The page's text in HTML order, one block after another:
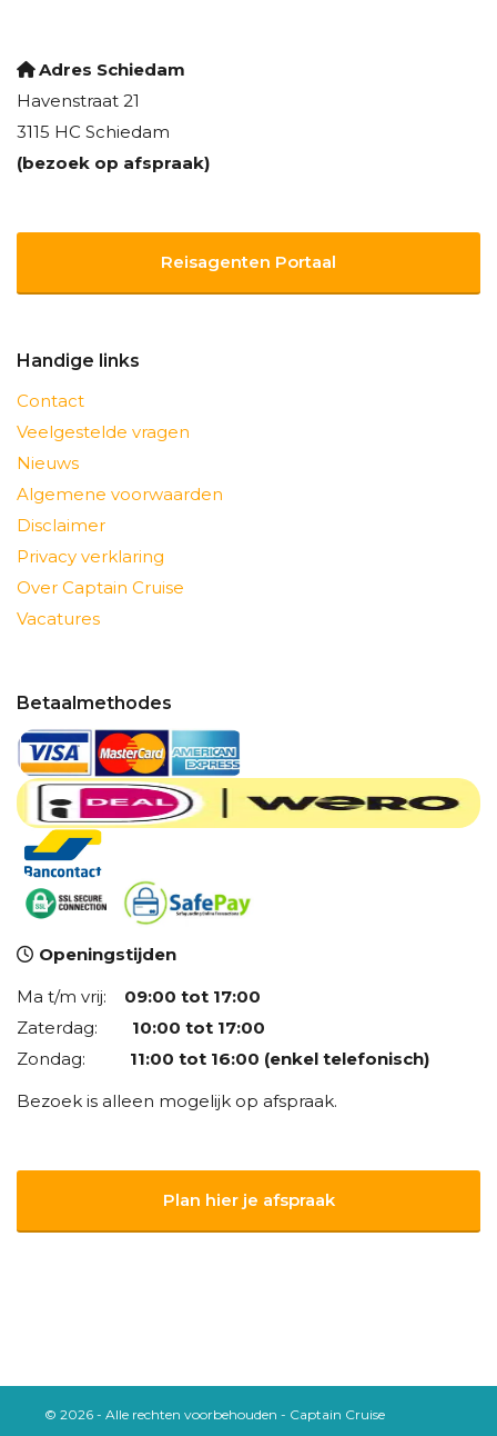
Adres Schiedam
Havenstraat 21
3115 HC Schiedam
(bezoek op afspraak)
Reisagenten Portaal
Handige links
Contact
Veelgestelde vragen
Nieuws
Algemene voorwaarden
Disclaimer
Privacy verklaring
Over Captain Cruise
Vacatures
Betaalmethodes
Openingstijden
Ma t/m vrij: 09:00 tot 17:00
Zaterdag: 10:00 tot 17:00
Zondag: 11:00 tot 16:00 (enkel telefonisch)
Bezoek is alleen mogelijk op afspraak.
Plan hier je afspraak
© 2026 - Alle rechten voorbehouden - Captain Cruise